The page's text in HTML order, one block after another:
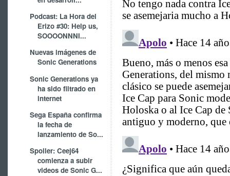
Podcast: La Hora del
Erizo #30: Help us,
SOOOONNNI...
Nuevas imágenes de
Sonic Generations
Sonic Generations ya
ha sido filtrado en
internet
Sega España confirma
la fecha de
lanzamiento de So...
Spoiler: Ceej64
comienza a subir
videos de Sonic G...